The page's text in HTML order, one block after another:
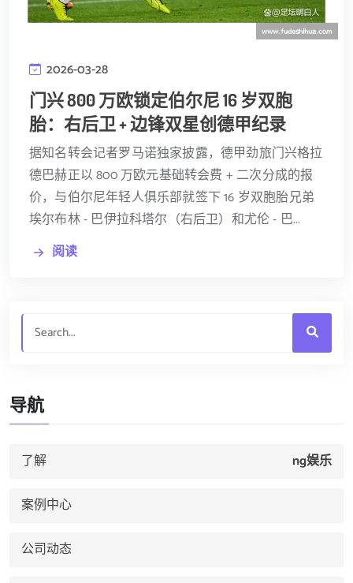
2026-03-28
门兴 800 万欧锁定伯尔尼 16 岁双胞
胎：右后卫 + 边锋双星创德甲纪录
据知名转会记者罗马诺独家披露，德甲劲旅门兴格拉
德巴赫正以 800 万欧元基础转会费 + 二次分成的报
价，与伯尔尼年轻人俱乐部就签下 16 岁双胞胎兄弟
埃尔布林 - 巴伊拉科塔尔（右后卫）和尤伦 - 巴...
阅读
导航
了解 ng娱乐
案例中心
公司动态